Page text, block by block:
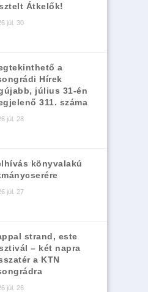
Átkelők!
júl. 30
a
Hírek
július 31-én
311. száma
júl. 28
könyvalakú
júl. 27
strand, este
– két napra
a KTN
júl. 26